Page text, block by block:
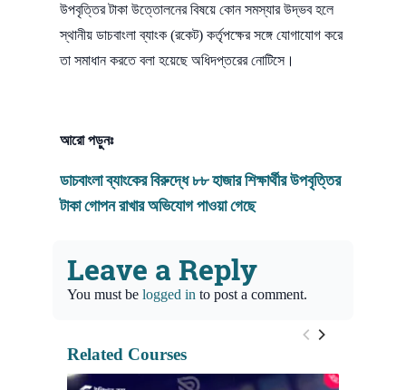
উপবৃত্তির টাকা উত্তোলনের বিষয়ে কোন সমস্যার উদ্ভব হলে
স্থানীয় ডাচবাংলা ব্যাংক (রকেট) কর্তৃপক্ষের সঙ্গে যোগাযোগ করে
তা সমাধান করতে বলা হয়েছে অধিদপ্তরের নোটিসে।
আরো পড়ুনঃ
ডাচবাংলা ব্যাংকের বিরুদ্ধে ৮৮ হাজার শিক্ষার্থীর উপবৃত্তির
টাকা গোপন রাখার অভিযোগ পাওয়া গেছে
Leave a Reply
You must be logged in to post a comment.
Related Courses